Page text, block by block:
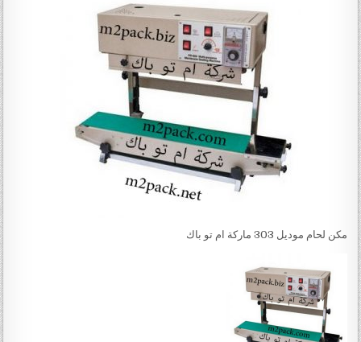
مكن لحام موديل 303 ماركة ام تو باك